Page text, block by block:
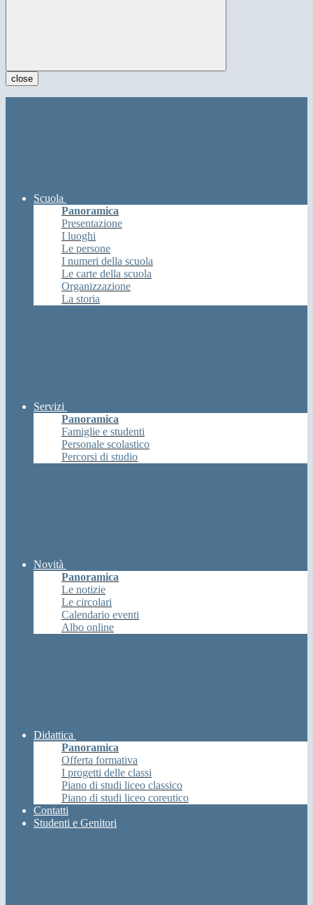
close
Scuola
Panoramica
Presentazione
I luoghi
Le persone
I numeri della scuola
Le carte della scuola
Organizzazione
La storia
Servizi
Panoramica
Famiglie e studenti
Personale scolastico
Percorsi di studio
Novità
Panoramica
Le notizie
Le circolari
Calendario eventi
Albo online
Didattica
Panoramica
Offerta formativa
I progetti delle classi
Piano di studi liceo classico
Piano di studi liceo coreutico
Contatti
Studenti e Genitori